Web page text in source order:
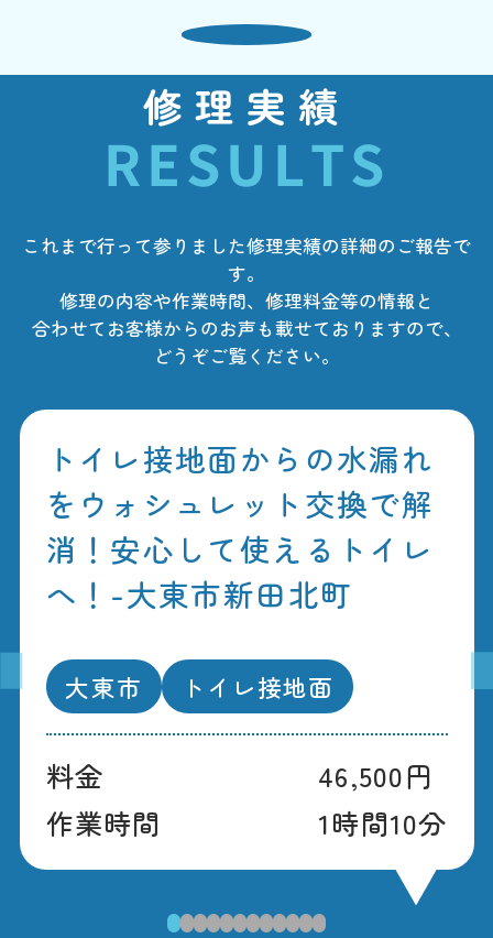
修理実績
RESULTS
これまで行って参りました修理実績の詳細のご報告で
す。
修理の内容や作業時間、修理料金等の情報と
合わせてお客様からのお声も載せておりますので、
どうぞご覧ください。
トイレ接地面からの水漏れ
をウォシュレット交換で解
消！安心して使えるトイレ
へ！-大東市新田北町
大東市 トイレ接地面
料金
46,500円
作業時間
1時間10分
1 2 3 4 5 6 7 8 9 1011 12